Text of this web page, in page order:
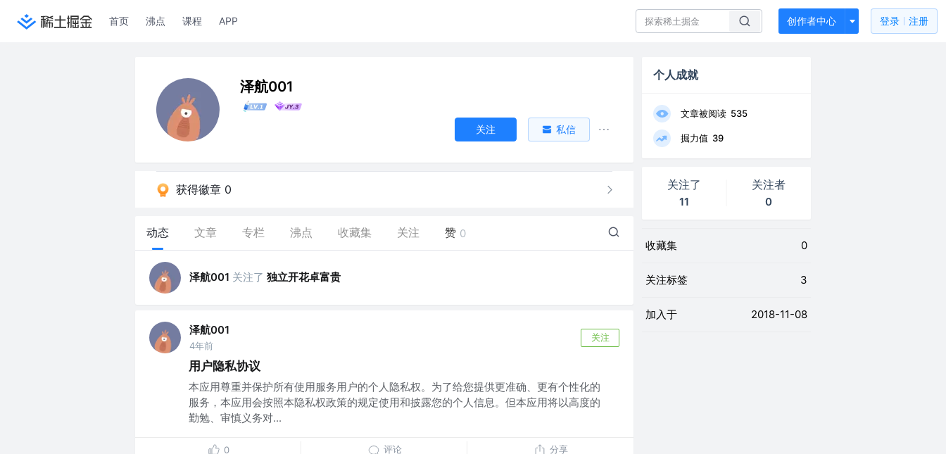
首页 沸点 课程 APP 创作者中心 登录 注册
泽航001
关注 私信
获得徽章 0
动态 文章 专栏 沸点 收藏集 关注 赞 0
泽航001 关注了 独立开花卓富贵
泽航001
4年前
关注
用户隐私协议
本应用尊重并保护所有使用服务用户的个人隐私权。为了给您提供更准确、更有个性化的
服务，本应用会按照本隐私权政策的规定使用和披露您的个人信息。但本应用将以高度的
勤勉、审慎义务对...
0 评论 分享
个人成就
文章被阅读 535
掘力值 39
关注了
11
关注者
0
收藏集 0
关注标签 3
加入于 2018-11-08